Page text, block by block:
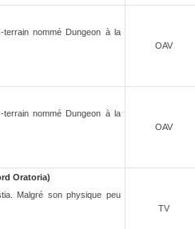
nommé Dungeon à la
OAV
nommé Dungeon à la
OAV
Oratoria)
Malgré son physique peu
TV